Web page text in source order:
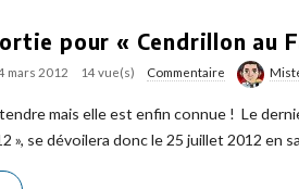
pour « Cendrillon au
mars 2012 14 vue(s) Commentaire
mais elle est enfin connue ! Le
», se dévoilera donc le 25 juillet 2012 en